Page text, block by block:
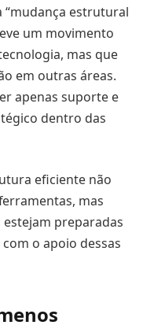
“mudança estrutural
um movimento
mas que
em outras áreas.
apenas suporte e
dentro das
eficiente não
mas
preparadas
o apoio dessas